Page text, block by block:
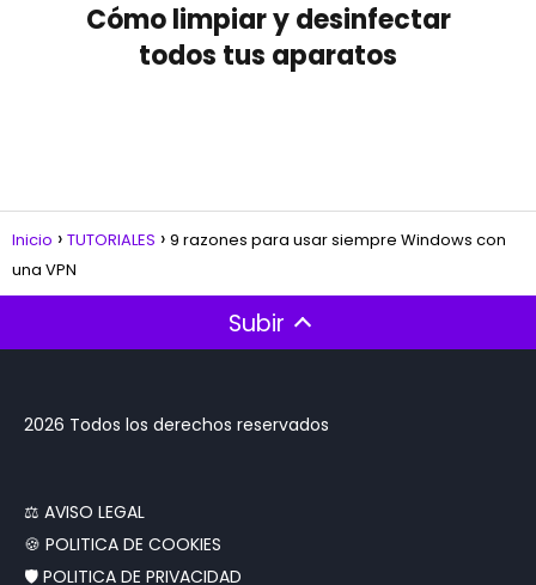
Cómo limpiar y desinfectar
todos tus aparatos
Inicio TUTORIALES
9 razones para usar siempre Windows con
una VPN
Subir
2026 Todos los derechos reservados
‍⚖️ AVISO LEGAL
🍪 POLITICA DE COOKIES
🛡️ POLITICA DE PRIVACIDAD